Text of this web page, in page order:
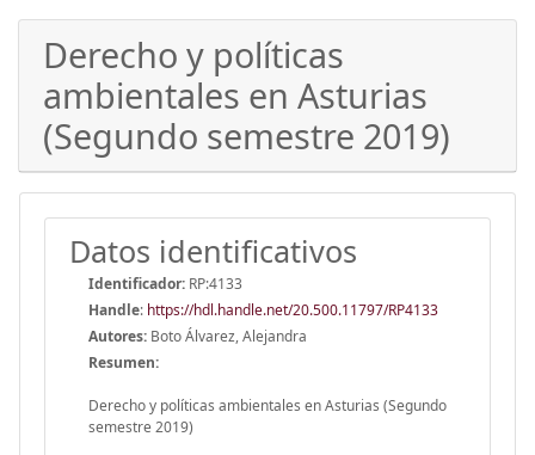
Derecho y políticas
ambientales en Asturias
(Segundo semestre 2019)
Datos identificativos
Identificador: RP:4133
Handle: https://hdl.handle.net/20.500.11797/RP4133
Autores: Boto Álvarez, Alejandra
Resumen:
Derecho y políticas ambientales en Asturias (Segundo
semestre 2019)